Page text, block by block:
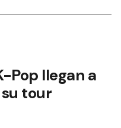
Pop llegan a
tour